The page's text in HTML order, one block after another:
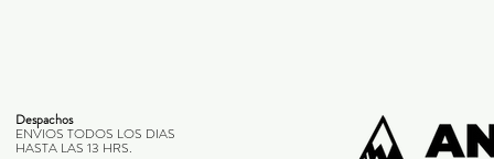
Despachos
ENVIOS TODOS LOS DIAS
HASTA LAS 13 HRS.